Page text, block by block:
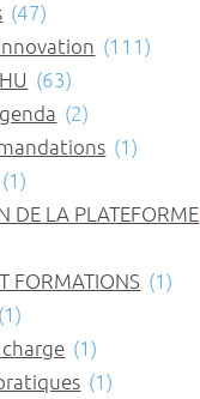
(47)
(111)
(63)
(2)
(1)
(1)
DE LA PLATEFORME
FORMATIONS (1)
(1)
(1)
(1)